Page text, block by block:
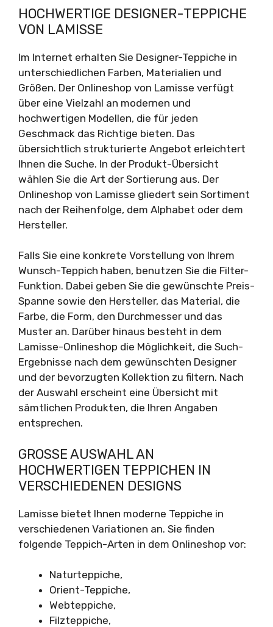
HOCHWERTIGE DESIGNER-TEPPICHE
VON LAMISSE
Im Internet erhalten Sie Designer-Teppiche in
unterschiedlichen Farben, Materialien und
Größen. Der Onlineshop von Lamisse verfügt
über eine Vielzahl an modernen und
hochwertigen Modellen, die für jeden
Geschmack das Richtige bieten. Das
übersichtlich strukturierte Angebot erleichtert
Ihnen die Suche. In der Produkt-Übersicht
wählen Sie die Art der Sortierung aus. Der
Onlineshop von Lamisse gliedert sein Sortiment
nach der Reihenfolge, dem Alphabet oder dem
Hersteller.
Falls Sie eine konkrete Vorstellung von Ihrem
Wunsch-Teppich haben, benutzen Sie die Filter-
Funktion. Dabei geben Sie die gewünschte Preis-
Spanne sowie den Hersteller, das Material, die
Farbe, die Form, den Durchmesser und das
Muster an. Darüber hinaus besteht in dem
Lamisse-Onlineshop die Möglichkeit, die Such-
Ergebnisse nach dem gewünschten Designer
und der bevorzugten Kollektion zu filtern. Nach
der Auswahl erscheint eine Übersicht mit
sämtlichen Produkten, die Ihren Angaben
entsprechen.
GROSSE AUSWAHL AN H
OCHWERTIGEN TEPPICHEN IN V
ERSCHIEDENEN DESIGNS
Lamisse bietet Ihnen moderne Teppiche in
verschiedenen Variationen an. Sie finden
folgende Teppich-Arten in dem Onlineshop vor:
Naturteppiche,
Orient-Teppiche,
Webteppiche,
Filzteppiche,